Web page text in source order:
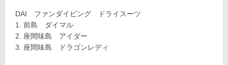
DAI ファンダイビング ドライスーツ
前島 ダイマル
座間味島 アイダー
座間味島 ドラゴンレディ